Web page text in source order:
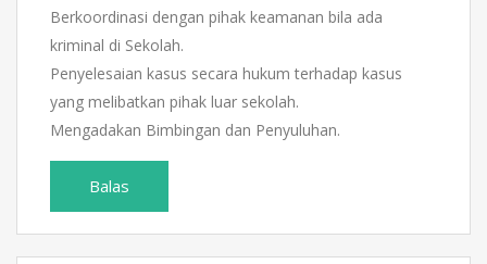
Berkoordinasi dengan pihak keamanan bila ada
kriminal di Sekolah.
Penyelesaian kasus secara hukum terhadap kasus
yang melibatkan pihak luar sekolah.
Mengadakan Bimbingan dan Penyuluhan.
Balas